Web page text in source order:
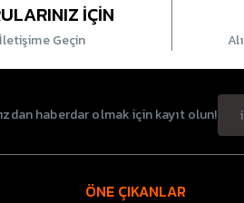
İÇİN
Geçin
haberdar olmak için kayıt olun!
ÖNE ÇIKANLAR